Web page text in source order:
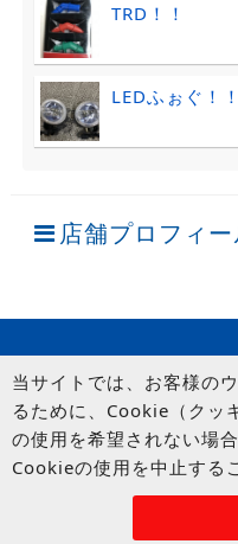
TRD！！
LEDふぉぐ！！
店舗プロフィー
© UP
当サイトでは、お客様の
るために、Cookie（クッ
の使用を希望されない場
Cookieの使用を中止する